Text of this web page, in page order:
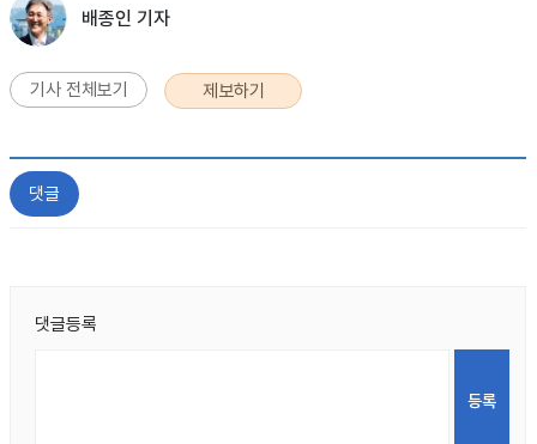
배종인 기자
기사 전체보기 제보하기
댓글
댓글등록